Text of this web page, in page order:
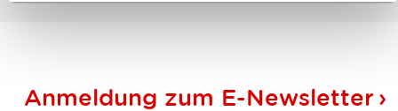
Anmeldung zum E-Newsletter